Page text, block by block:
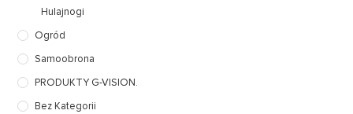
Hulajnogi
Ogród
Samoobrona
PRODUKTY G-VISION.
Bez Kategorii